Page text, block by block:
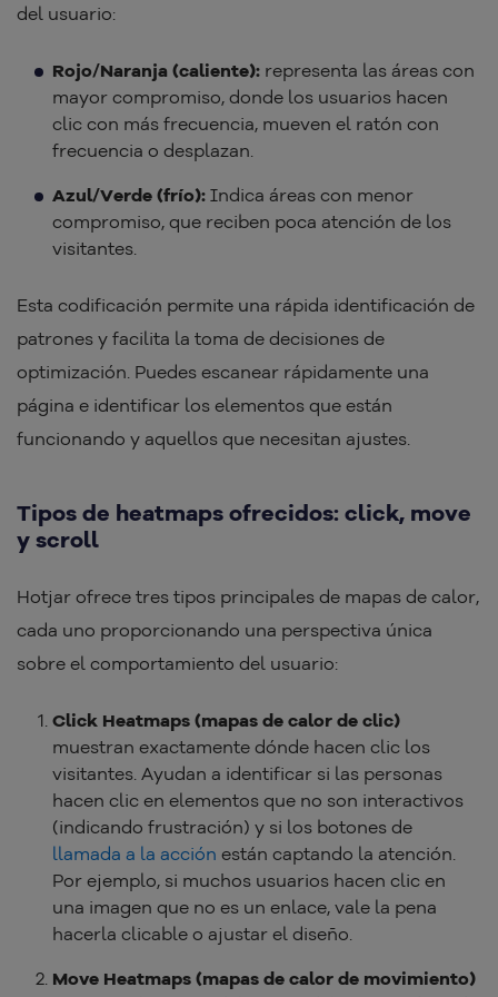
del usuario:
Rojo/Naranja (caliente): representa las áreas con
mayor compromiso, donde los usuarios hacen
clic con más frecuencia, mueven el ratón con
frecuencia o desplazan.
Azul/Verde (frío): Indica áreas con menor
compromiso, que reciben poca atención de los
visitantes.
Esta codificación permite una rápida identificación de
patrones y facilita la toma de decisiones de
optimización. Puedes escanear rápidamente una
página e identificar los elementos que están
funcionando y aquellos que necesitan ajustes.
Tipos de heatmaps ofrecidos: click, move
y scroll
Hotjar ofrece tres tipos principales de mapas de calor,
cada uno proporcionando una perspectiva única
sobre el comportamiento del usuario:
Click Heatmaps (mapas de calor de clic)
muestran exactamente dónde hacen clic los
visitantes. Ayudan a identificar si las personas
hacen clic en elementos que no son interactivos
(indicando frustración) y si los botones de
llamada a la acción están captando la atención.
Por ejemplo, si muchos usuarios hacen clic en
una imagen que no es un enlace, vale la pena
hacerla clicable o ajustar el diseño.
Move Heatmaps (mapas de calor de movimiento)